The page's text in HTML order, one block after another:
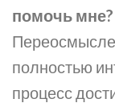
помочь мне?
полностью
процесс